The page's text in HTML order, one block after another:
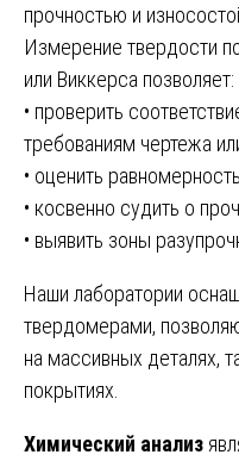
прочностью и
Измерение твердости
или Виккерса позволяет:
• проверить
требованиям чертежа
• оценить
• косвенно судить о
• выявить зоны
Наши лаборатории
твердомерами,
на массивных деталях,
покрытиях.
Химический анализ